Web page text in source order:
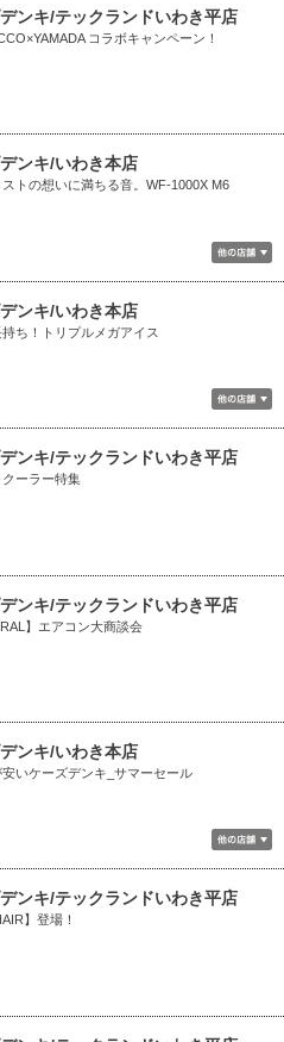
ンキ/テックランドいわき平店
コラボキャンペーン！
ンキ/いわき本店
ストの想いに満ちる音。WF-1000X M6
ンキ/いわき本店
ち！トリプルメガアイス
ンキ/テックランドいわき平店
クーラー特集
ンキ/テックランドいわき平店
】エアコン大商談会
ンキ/いわき本店
安いケーズデンキ_サマーセール
ンキ/テックランドいわき平店
】登場！